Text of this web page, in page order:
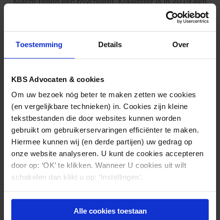
Toestemming Details Over
KBS Advocaten & cookies
Om uw bezoek nóg beter te maken zetten we cookies
(en vergelijkbare technieken) in. Cookies zijn kleine
tekstbestanden die door websites kunnen worden
gebruikt om gebruikerservaringen efficiënter te maken.
Hiermee kunnen wij (en derde partijen) uw gedrag op
onze website analyseren. U kunt de cookies accepteren
door op: ‘OK’ te klikken. Wanneer U cookies uit wilt
schakelen dan klikt u op: ‘Instellingen’.
Alle cookies toestaan
periode opgenomen geweest in een ggz-instelling.
Aanvankelijk was de opname op vrijwillige basis
gedwongen opname. Klaagster heeft op enig
moment hierover een klacht ingediend bij onder meer
de Geschillencommissie Zorg. In zijn hoedanigheid
reactie gegeven op de klacht van klaagster bij de
Geschillencommissie. Klaagster verwijt de
psychiater dat hij onjuiste medische informatie heeft
aangeleverd, waarbij rapportages (inhoudelijke
zorgregistraties) uit het elektronisch
patiëntendossier zijn verwijderd, gewijzigd of
vervalst met het doel collega’s uit de wind te
in geschrifte. Het Regionaal Tuchtcollege heeft de
klacht kennelijk niet ontvankelijk verklaard. De eerste